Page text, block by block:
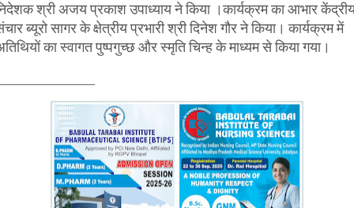
श्री अजय प्रकाश उपाध्याय ने किया ।कार्यक्रम का आभार
ब्यूरो सागर के क्षेत्रीय प्रभारी श्री दिनेश गौर ने किया। कार्यक्रम में
का स्वागत पुष्पगुच्छ और स्मृति चिन्ह के माध्यम से किया गया।